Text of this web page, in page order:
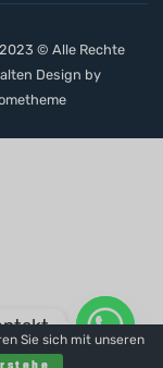
© Alle Rechte
Design by
Sie sich mit unseren